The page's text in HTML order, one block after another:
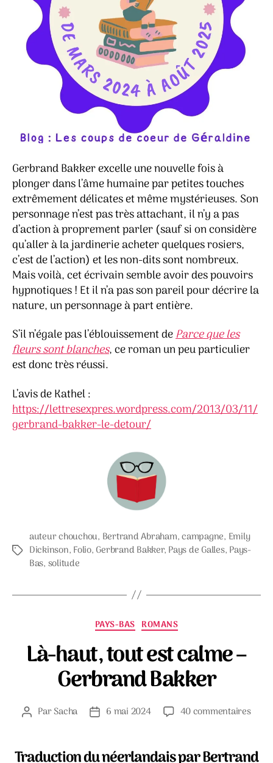
Gerbrand Bakker excelle une nouvelle fois à
plonger dans l’âme humaine par petites touches
extrêmement délicates et même mystérieuses. Son
personnage n’est pas très attachant, il n’y a pas
d’action à proprement parler (sauf si on considère
qu’aller à la jardinerie acheter quelques rosiers,
c’est de l’action) et les non-dits sont nombreux.
Mais voilà, cet écrivain semble avoir des pouvoirs
hypnotiques ! Et il n’a pas son pareil pour décrire la
nature, un personnage à part entière.
S’il n’égale pas l’éblouissement deParce que les
fleurs sont blanches, ce roman un peu particulier
est donc très réussi.
L’avis de Kathel :
https://lettresexpres.wordpress.com/2013/03/11/
gerbrand-bakker-le-detour/
Étiquettes
auteur chouchou, Bertrand Abraham,campagne, Emily
Dickinson, Folio, Gerbrand Bakker, Pays de Galles, Pays-
Bas, solitude
Catégories
PAYS-BAS ROMANS
Là-haut, tout est calme –
Gerbrand Bakker
Auteur
ParSacha
Date6 mai 2024 40 commentairessur
tout
Traduction du néerlandais par Bertrand